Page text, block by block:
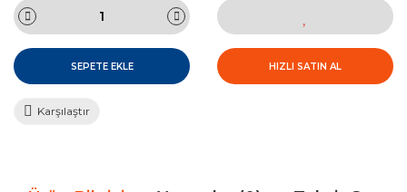
SEPETE EKLE HIZLI SATIN AL
Karşılaştır